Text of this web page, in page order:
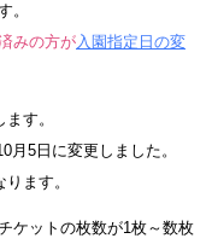
。
みの方が入園指定日の変
す。
5日に変更しました。
ます。
ケットの枚数が1枚～数枚